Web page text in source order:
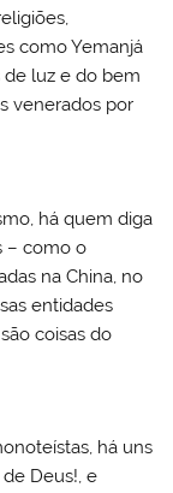
como Yemanjá
de luz e do bem
venerados por
há quem diga
– como o
na China, no
entidades
coisas do
há uns
Deus!, e